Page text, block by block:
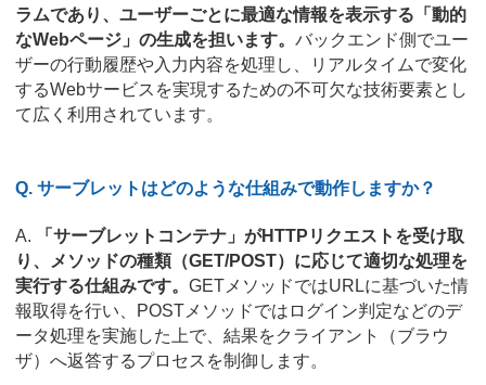
ラムであり、ユーザーごとに最適な情報を表示する「動的
なWebページ」の生成を担います。 バックエンド側でユー
ザーの行動履歴や入力内容を処理し、リアルタイムで変化
するWebサービスを実現するための不可欠な技術要素とし
て広く利用されています。
Q. サーブレットはどのような仕組みで動作しますか？
A.
「サーブレットコンテナ」がHTTPリクエストを受け取
り、メソッドの種類（GET/POST）に応じて適切な処理を
実行する仕組みです。 GETメソッドではURLに基づいた情
報取得を行い、POSTメソッドではログイン判定などのデ
ータ処理を実施した上で、結果をクライアント（ブラウ
ザ）へ返答するプロセスを制御します。